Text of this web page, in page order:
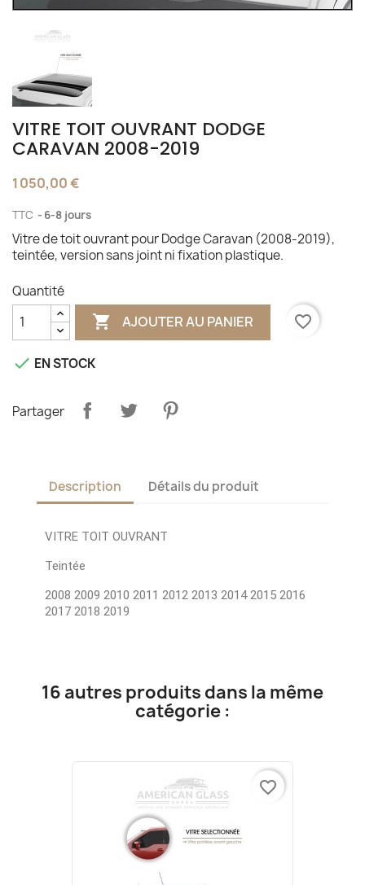
VITRE TOIT OUVRANT DODGE
CARAVAN 2008-2019
1 050,00 €
TTC 6-8 jours
Vitre de toit ouvrant pour Dodge Caravan (2008-2019),
teintée, version sans joint ni fixation plastique.
Quantité
 AJOUTER AU PANIER favorite_border
 EN STOCK
Partager
Description Détails du produit
VITRE TOIT OUVRANT
Teintée
2008 2009 2010 2011 2012 2013 2014 2015 2016
2017 2018 2019
16 autres produits dans la même
catégorie :
favorite_border